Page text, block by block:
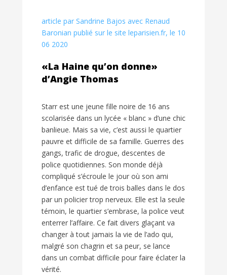
article par Sandrine Bajos avec Renaud
Baronian publié sur le site leparisien.fr, le 10
06 2020
«La Haine qu’on donne»
d’Angie Thomas
Starr est une jeune fille noire de 16 ans
scolarisée dans un lycée « blanc » d’une chic
banlieue. Mais sa vie, c’est aussi le quartier
pauvre et difficile de sa famille. Guerres des
gangs, trafic de drogue, descentes de
police quotidiennes. Son monde déjà
compliqué s’écroule le jour où son ami
d’enfance est tué de trois balles dans le dos
par un policier trop nerveux. Elle est la seule
témoin, le quartier s’embrase, la police veut
enterrer l’affaire. Ce fait divers glaçant va
changer à tout jamais la vie de l’ado qui,
malgré son chagrin et sa peur, se lance
dans un combat difficile pour faire éclater la
vérité.